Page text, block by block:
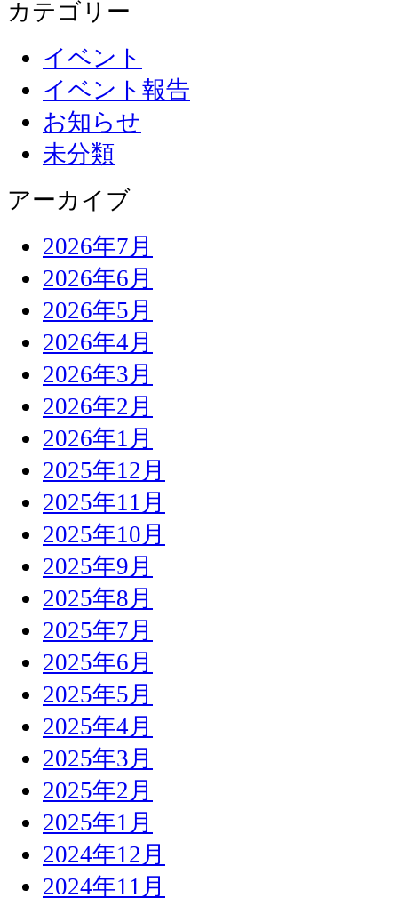
カテゴリー
イベント
イベント報告
お知らせ
未分類
アーカイブ
2026年7月
2026年6月
2026年5月
2026年4月
2026年3月
2026年2月
2026年1月
2025年12月
2025年11月
2025年10月
2025年9月
2025年8月
2025年7月
2025年6月
2025年5月
2025年4月
2025年3月
2025年2月
2025年1月
2024年12月
2024年11月